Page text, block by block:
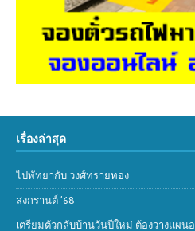
เรื่องล่าสุด
ไปพัทยากับ วงศ์ทรายทอง
สงกรานต์ ’68
เตรียมตัวกลับบ้านวันปีใหม่ ต้องวางแผนอ